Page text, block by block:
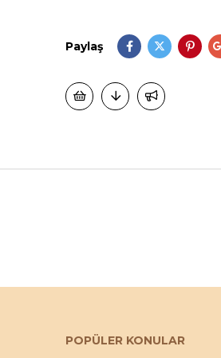
Paylaş
POPÜLER KONULAR